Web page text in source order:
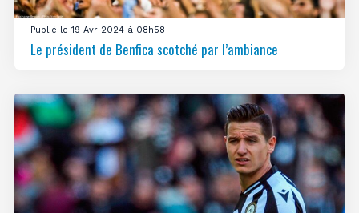
Publié le 19 Avr 2024 à 08h58
Le président de Benfica scotché par l’ambiance